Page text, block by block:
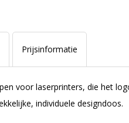
Prijsinformatie
voor laserprinters, die het
individuele designdoos.